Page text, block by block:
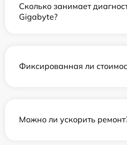
Сколько занимает
Gigabyte?
Фиксированная ли
Можно ли ускорить